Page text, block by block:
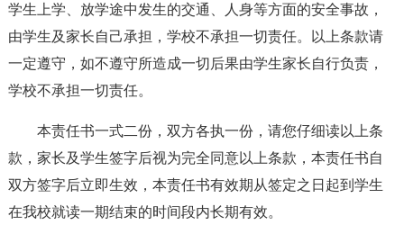
学生上学、放学途中发生的交通、人身等方面的安全事故，
由学生及家长自己承担，学校不承担一切责任。以上条款请
一定遵守，如不遵守所造成一切后果由学生家长自行负责，
学校不承担一切责任。
本责任书一式二份，双方各执一份，请您仔细读以上条
款，家长及学生签字后视为完全同意以上条款，本责任书自
双方签字后立即生效，本责任书有效期从签定之日起到学生
在我校就读一期结束的时间段内长期有效。